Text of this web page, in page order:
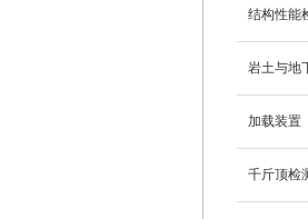
结构性能
岩土与地
加载装置
千斤顶检